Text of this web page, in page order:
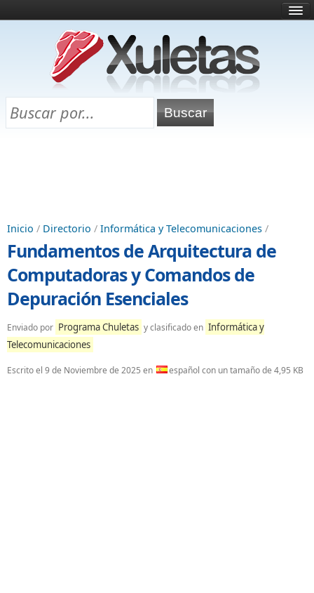
¿Qué es esto?
Directorio
Chuletas para exámenes
Inicio / Directorio / Informática y Telecomunicaciones /
Fundamentos de Arquitectura de
Computadoras y Comandos de
Depuración Esenciales
Enviado por Programa Chuletas y clasificado en Informática y
Telecomunicaciones
Escrito el 9 de Noviembre de 2025 en español con un tamaño de 4,95 KB